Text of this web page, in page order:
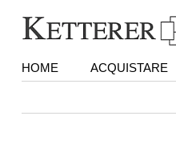
HOME ACQUISTARE